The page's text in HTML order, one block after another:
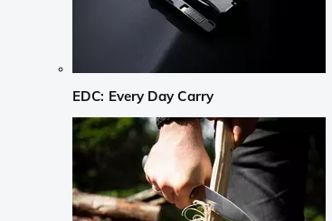
EDC: Every Day Carry